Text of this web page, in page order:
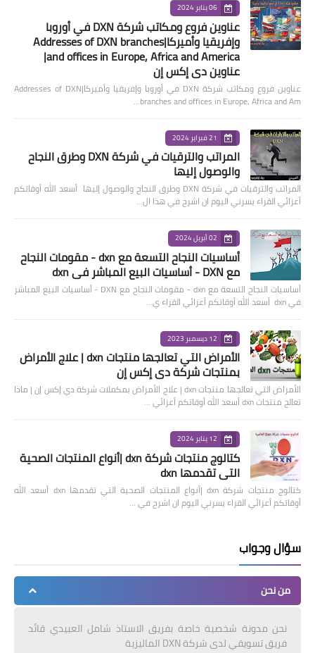
06 يناير 2024
عناوين فروع ومكاتب شركة DXN في أوروبا
وإفريقيا وأميركا|Addresses of DXN branches
and offices in Europe, Africa and America|
عناوين دي إكس إن
عناوين فروع ومكاتب شركة DXN في أوروبا وإفريقيا وأميركا|Addresses of DXN
branches and offices in Europe, Africa and Am…
21 فبراير 2024
المراتب والترقيات في شركة DXN وطرق النجاح
والوصول إليها
المراتب والترقيات في شركة DXN وطرق النجاح والوصول إليها أسعد الله أوقاتكم
أعزائي القراء يسرني اليوم ان اشرح في هذا ال…
02 أبريل 2024
أساسيات النجاح التسعة مع dxn - مقومات النجاح
مع DXN - أساسيات البيع المباشر في dxn
أساسيات النجاح التسعة مع dxn - مقومات النجاح مع DXN - أساسيات البيع المباشر
في dxn أسعد الله أوقاتكم أعزائي القراء ي…
12 ديسمبر 2023
الأمراض التي تعالجها منتجات dxn | علاج الأمراض
بمنتجات شركة دي إكس إن
الأمراض التي تعالجها منتجات dxn | علاج الأمراض بمكملات شركة دي إكس إن | ماذا
تعالج منتجات dxn أسعد الله أوقاتكم أعزائي …
12 يناير 2024
كتالوج منتجات شركة dxn |أنواع المنتجات الصحية
التي تقدمها dxn
كتالوج منتجات شركة dxn |أنواع المنتجات الصحية التي تقدمها dxn أسعد الله
أوقاتكم أعزائي القراء يسرني اليوم ان اشرح في …
سؤال وجواب
من نحن
نحن مدونة شخصية خاصة بفريق الاستاذ شامل العبيدي قائد
فريق تسويقي لدى شركة DXN الماليزية